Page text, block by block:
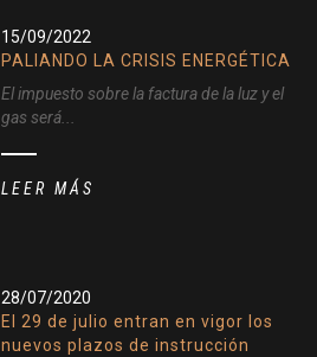
15/09/2022
PALIANDO LA CRISIS ENERGÉTICA
El impuesto sobre la factura de la luz y el
gas será...
LEER MÁS
28/07/2020
El 29 de julio entran en vigor los
nuevos plazos de instrucción